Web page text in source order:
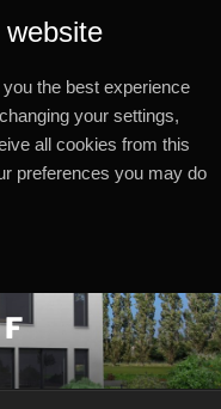
the best experience
your settings,
all cookies from this
preferences you may do